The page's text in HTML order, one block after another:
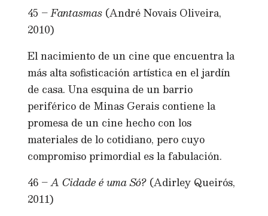
45 –Fantasmas (André Novais Oliveira,
2010)
El nacimiento de un cine que encuentra la
más alta sofisticación artística en el jardín
de casa. Una esquina de un barrio
periférico de Minas Gerais contiene la
promesa de un cine hecho con los
materiales de lo cotidiano, pero cuyo
compromiso primordial es la fabulación.
46 –A Cidade é uma Só? (Adirley Queirós,
2011)